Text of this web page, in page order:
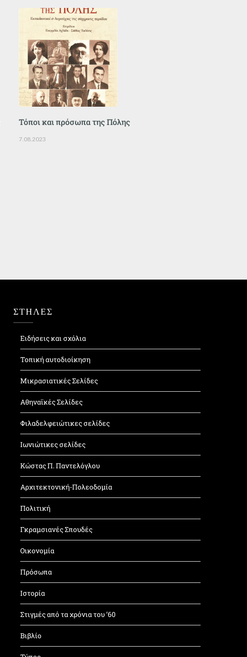
Τόποι και πρόσωπα της Πόλης
7.08.2023
ΣΤΗΛΕΣ
Ειδήσεις και σχόλια
Τοπική αυτοδιοίκηση
Μικρασιατικές Σελίδες
Αθηναϊκές Σελίδες
Φιλαδελφειώτικες σελίδες
Ιωνιώτικες σελίδες
Κώστας Π. Παντελόγλου
Αρχιτεκτονική-Πολεοδομία
Πολιτική
Γκραμσιανές Σπουδές
Οικονομία
Πρόσωπα
Ιστορία
Στιγμές από τα χρόνια του ’60
Βιβλίο